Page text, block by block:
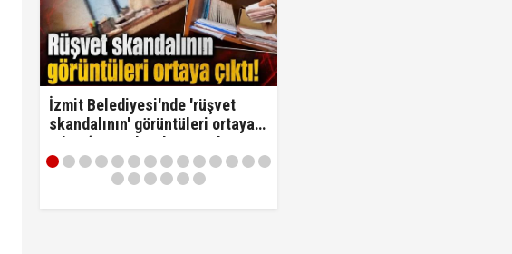
İzmit Belediyesi'nde 'rüşvet
skandalının' görüntüleri ortaya
çıktı! ‘Oraya koy ben oradan
alırım…'